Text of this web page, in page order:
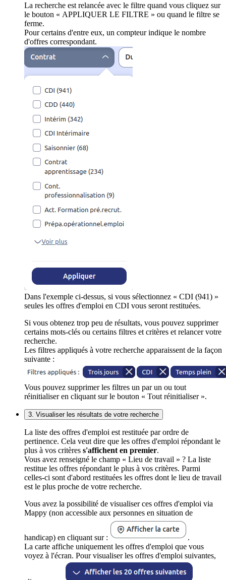
La recherche est relancée avec le filtre quand vous cliquez sur
le bouton « APPLIQUER LE FILTRE » ou quand le filtre se
ferme.
Pour certains d'entre eux, un compteur indique le nombre
d'offres correspondant.
Dans l'exemple ci-dessus, si vous sélectionnez « CDI (941) »
seules les offres d'emploi en CDI vous seront restituées.
Si vous obtenez trop peu de résultats, vous pouvez supprimer
certains mots-clés ou certains filtres et critères et relancer votre
recherche.
Les filtres appliqués à votre recherche apparaissent de la façon
suivante :
Vous pouvez supprimer les filtres un par un ou tout
réinitialiser en cliquant sur le bouton « Tout réinitialiser ».
3. Visualiser les résultats de votre recherche
La liste des offres d'emploi est restituée par ordre de
pertinence. Cela veut dire que les offres d'emploi répondant le
plus à vos critères s'affichent en premier.
Vous avez renseigné le champ « Lieu de travail » ? La liste
restitue les offres répondant le plus à vos critères. Parmi
celles-ci sont d'abord restituées les offres dont le lieu de travail
est le plus proche de votre recherche.
Vous avez la possibilité de visualiser ces offres d'emploi via
Mappy (non accessible aux personnes en situation de
handicap) en cliquant sur :
.
La carte affiche uniquement les offres d'emploi que vous
voyez à l'écran. Pour visualiser les offres d'emploi suivantes,